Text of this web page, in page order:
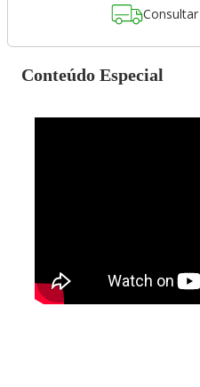
Consultar
Conteúdo Especial